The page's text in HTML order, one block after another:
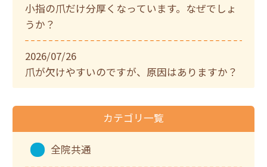
小指の爪だけ分厚くなっています。なぜでしょ
うか？
2026/07/26
爪が欠けやすいのですが、原因はありますか？
カテゴリ一覧
全院共通